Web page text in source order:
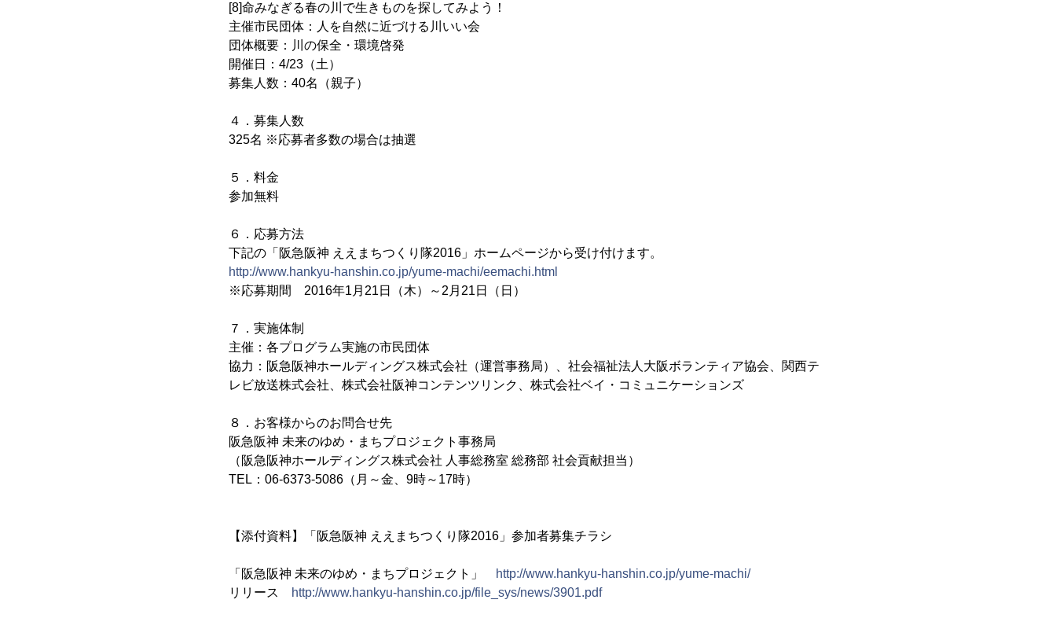
[8]命みなぎる春の川で生きものを探してみよう！
主催市民団体：人を自然に近づける川いい会
団体概要：川の保全・環境啓発
開催日：4/23（土）
募集人数：40名（親子）
４．募集人数
325名 ※応募者多数の場合は抽選
５．料金
参加無料
６．応募方法
下記の「阪急阪神 ええまちつくり隊2016」ホームページから受け付けます。
http://www.hankyu-hanshin.co.jp/yume-machi/eemachi.html
※応募期間 2016年1月21日（木）～2月21日（日）
７．実施体制
主催：各プログラム実施の市民団体
協力：阪急阪神ホールディングス株式会社（運営事務局）、社会福祉法人大阪ボランティア協会、関西テ
レビ放送株式会社、株式会社阪神コンテンツリンク、株式会社ベイ・コミュニケーションズ
８．お客様からのお問合せ先
阪急阪神 未来のゆめ・まちプロジェクト事務局
（阪急阪神ホールディングス株式会社 人事総務室 総務部 社会貢献担当）
TEL：06-6373-5086（月～金、9時～17時）
【添付資料】「阪急阪神 ええまちつくり隊2016」参加者募集チラシ
「阪急阪神 未来のゆめ・まちプロジェクト」
http://www.hankyu-hanshin.co.jp/yume-machi/
リリース
http://www.hankyu-hanshin.co.jp/file_sys/news/3901.pdf